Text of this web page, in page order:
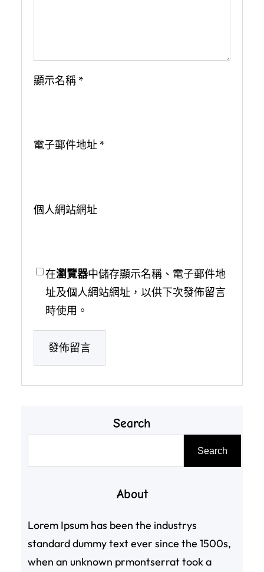
顯示名稱 *
電子郵件地址 *
個人網站網址
在瀏覽器中儲存顯示名稱、電子郵件地
址及個人網站網址，以供下次發佈留言
時使用。
Search
Search
About
Lorem Ipsum has been the industrys
standard dummy text ever since the 1500s,
when an unknown prmontserrat took a